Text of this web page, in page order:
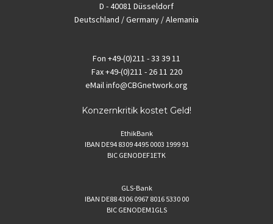
D - 40081 Düsseldorf
Deutschland / Germany / Alemania
Fon +49-(0)211 - 33 39 11
Fax+49-(0)211 - 26 11 220
eMailinfo@CBGnetwork.org
Konzernkritik kostet Geld!
EthikBank
IBAN DE94 8309 4495 0003 1999 91
BIC GENODEF1ETK
GLS-Bank
IBAN DE88 4306 0967 8016 5330 00
BIC GENODEM1GLS